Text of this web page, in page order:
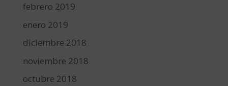
febrero 2019
enero 2019
diciembre 2018
noviembre 2018
octubre 2018